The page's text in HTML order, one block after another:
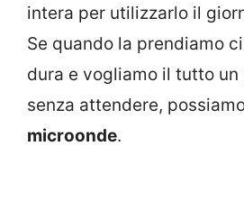
intera per utilizzarlo il
Se quando la prendiamo
dura e vogliamo il tutto un
senza attendere,
microonde.